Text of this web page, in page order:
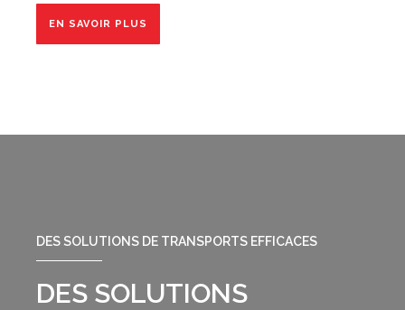
EN SAVOIR PLUS
DES SOLUTIONS DE TRANSPORTS EFFICACES
DES SOLUTIONS